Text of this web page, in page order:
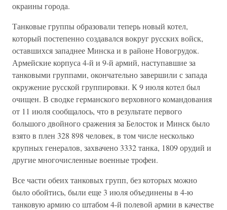
окраины города.
Танковые группы образовали теперь новый котел,
который постепенно создавался вокруг русских войск,
оставшихся западнее Минска и в районе Новогрудок.
Армейские корпуса 4-й и 9-й армий, наступавшие за
танковыми группами, окончательно завершили с запада
окружение русской группировки. К 9 июля котел был
очищен. В сводке германского верховного командования
от 11 июля сообщалось, что в результате первого
большого двойного сражения за Белосток и Минск было
взято в плен 328 898 человек, в том числе несколько
крупных генералов, захвачено 3332 танка, 1809 орудий и
другие многочисленные военные трофеи.
Все части обеих танковых групп, без которых можно
было обойтись, были еще 3 июля объединены в 4-ю
танковую армию со штабом 4-й полевой армии в качестве